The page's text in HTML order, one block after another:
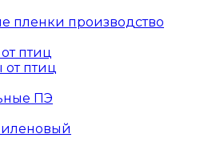
пленки производство
от птиц
ПЭ